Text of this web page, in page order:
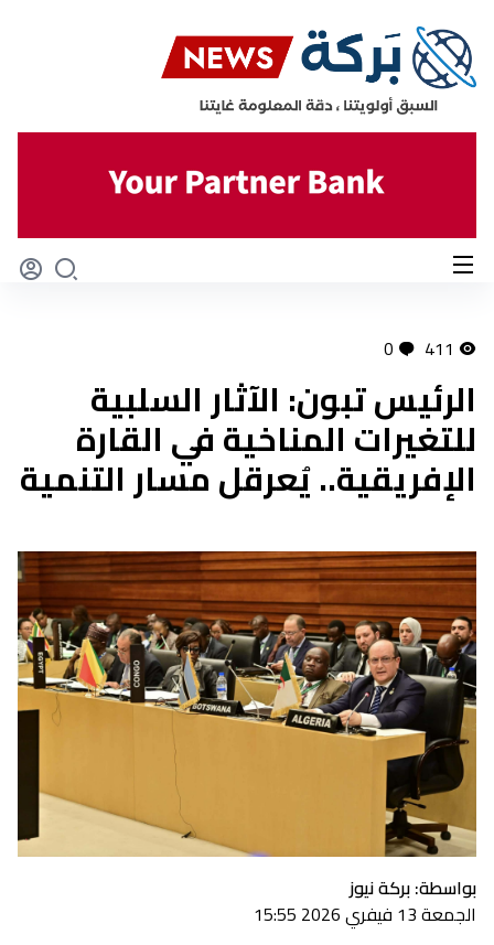
411
0
الرئيس تبون: الآثار السلبية
للتغيرات المناخية في القارة
الإفريقية.. يُعرقل مسار التنمية
بواسطة: بركة نيوز
الجمعة 13 فيفري 2026 15:55